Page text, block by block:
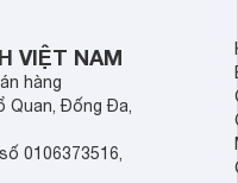
VIỆT NAM
hàng
Quan, Đống Đa,
0106373516,